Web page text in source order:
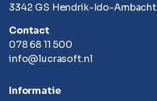
3342 GS Hendrik-Ido-Ambacht
Contact
078 68 11 500
info@lucrasoft.nl
Informatie